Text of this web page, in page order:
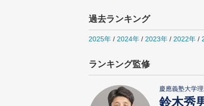
過去ランキング
2025年 / 2024年 / 2023年 / 2022年 /
ランキング監修
慶應義塾大学
鈴木秀